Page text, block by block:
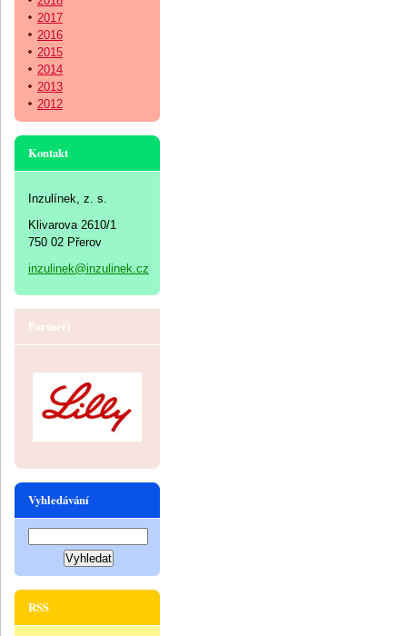
2017
2016
2015
2014
2013
2012
Kontakt
Inzulínek, z. s.
Klivarova 2610/1
750 02 Přerov
inzulinek@inzulinek.cz
Partneři
Vyhledávání
RSS